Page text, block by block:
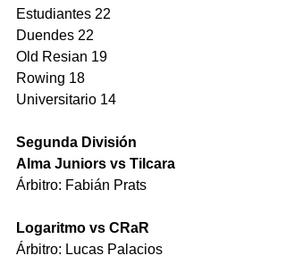
Estudiantes 22
Duendes 22
Old Resian 19
Rowing 18
Universitario 14
Segunda División
Alma Juniors vs Tilcara
Árbitro: Fabián Prats
Logaritmo vs CRaR
Árbitro: Lucas Palacios